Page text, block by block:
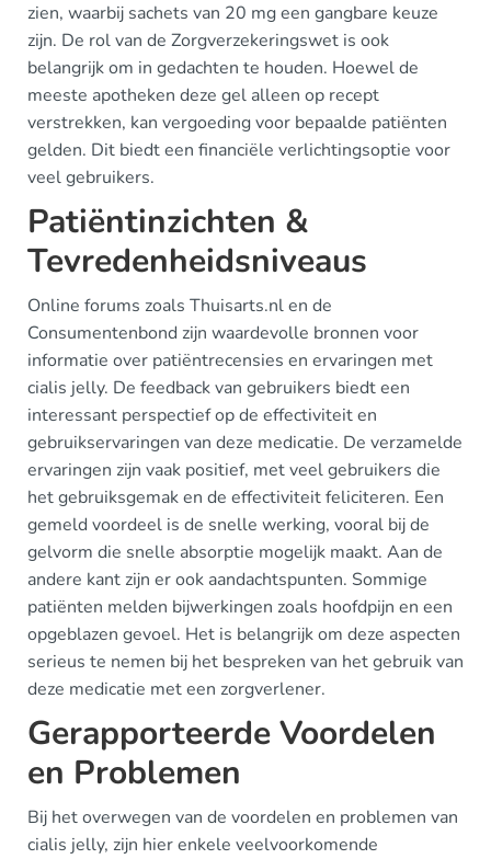
zien, waarbij sachets van 20 mg een gangbare keuze
zijn. De rol van de Zorgverzekeringswet is ook
belangrijk om in gedachten te houden. Hoewel de
meeste apotheken deze gel alleen op recept
verstrekken, kan vergoeding voor bepaalde patiënten
gelden. Dit biedt een financiële verlichtingsoptie voor
veel gebruikers.
Patiëntinzichten &
Tevredenheidsniveaus
Online forums zoals Thuisarts.nl en de
Consumentenbond zijn waardevolle bronnen voor
informatie over patiëntrecensies en ervaringen met
cialis jelly. De feedback van gebruikers biedt een
interessant perspectief op de effectiviteit en
gebruikservaringen van deze medicatie. De verzamelde
ervaringen zijn vaak positief, met veel gebruikers die
het gebruiksgemak en de effectiviteit feliciteren. Een
gemeld voordeel is de snelle werking, vooral bij de
gelvorm die snelle absorptie mogelijk maakt. Aan de
andere kant zijn er ook aandachtspunten. Sommige
patiënten melden bijwerkingen zoals hoofdpijn en een
opgeblazen gevoel. Het is belangrijk om deze aspecten
serieus te nemen bij het bespreken van het gebruik van
deze medicatie met een zorgverlener.
Gerapporteerde Voordelen
en Problemen
Bij het overwegen van de voordelen en problemen van
cialis jelly, zijn hier enkele veelvoorkomende